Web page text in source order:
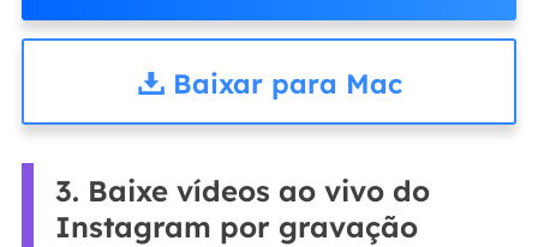
Baixar para Mac
3. Baixe vídeos ao vivo do
Instagram por gravação